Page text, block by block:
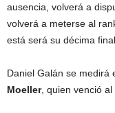
ausencia, volverá a
volverá a meterse al
está será su décima
Daniel Galán se medirá
Moeller, quien venció al